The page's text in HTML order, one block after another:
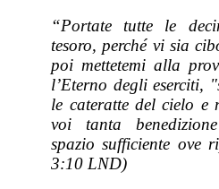
“Portate tutte le
tesoro, perché vi sia
poi mettetemi alla
l’Eterno degli eserciti,
le cateratte del cielo e
voi tanta
spazio sufficiente ove
3:10 LND)